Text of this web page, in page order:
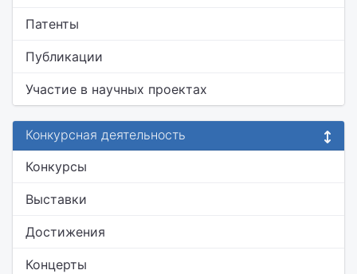
Патенты
Публикации
Участие в научных проектах
Конкурсная деятельность
Конкурсы
Выставки
Достижения
Концерты